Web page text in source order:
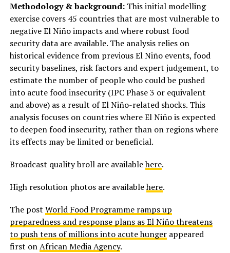
Methodology & background:This initial modelling
exercise covers 45 countries that are most vulnerable to
negative El Niño impacts and where robust food
security data are available. The analysis relies on
historical evidence from previous El Niño events, food
security baselines, risk factors and expert judgement, to
estimate the number of people who could be pushed
into acute food insecurity (IPC Phase 3 or equivalent
and above) as a result of El Niño-related shocks. This
analysis focuses on countries where El Niño is expected
to deepen food insecurity, rather than on regions where
its effects may be limited or beneficial.
Broadcast quality broll are availablehere.
High resolution photos are availablehere.
The post World Food Programme ramps up
preparedness and response plans as El Niño threatens
to push tens of millions into acute hungerappeared
first onAfrican Media Agency.